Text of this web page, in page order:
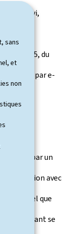
sans
et
non
ce suivi,
elles
2755, du
ou par e-
charge par un
avec
essentiel que
soignant se